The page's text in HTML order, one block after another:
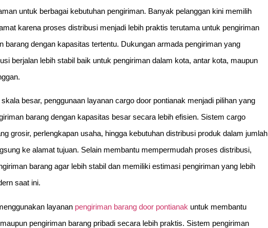
untuk berbagai kebutuhan pengiriman. Banyak pelanggan kini memilih
karena proses distribusi menjadi lebih praktis terutama untuk pengiriman
barang dengan kapasitas tertentu. Dukungan armada pengiriman yang
berjalan lebih stabil baik untuk pengiriman dalam kota, antar kota, maupun
besar, penggunaan layanan cargo door pontianak menjadi pilihan yang
barang dengan kapasitas besar secara lebih efisien. Sistem cargo
grosir, perlengkapan usaha, hingga kebutuhan distribusi produk dalam jumlah
ke alamat tujuan. Selain membantu mempermudah proses distribusi,
barang agar lebih stabil dan memiliki estimasi pengiriman yang lebih
saat ini.
layanan pengiriman barang door pontianak untuk membantu
pengiriman barang pribadi secara lebih praktis. Sistem pengiriman